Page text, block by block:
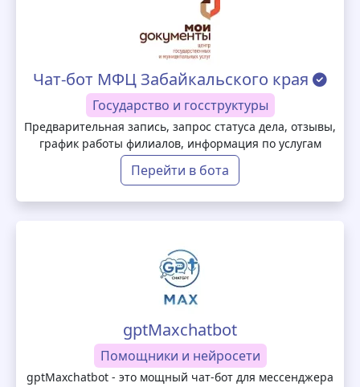
Чат-бот МФЦ Забайкальского края
Государство и госструктуры
Предварительная запись, запрос статуса дела, отзывы,
график работы филиалов, информация по услугам
Перейти в бота
gptMaxchatbot
Помощники и нейросети
gptMaxchatbot - это мощный чат-бот для мессенджера